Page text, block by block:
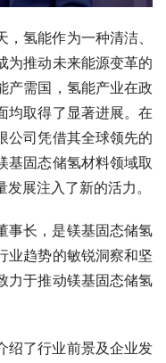
氢能作为一种清洁、
为推动未来能源变革的
产需国，氢能产业在政
均取得了显著进展。在
公司凭借其全球领先的
基固态储氢材料领域取
展注入了新的活力。
事长，是镁基固态储氢
业趋势的敏锐洞察和坚
力于推动镁基固态储氢
绍了行业前景及企业发